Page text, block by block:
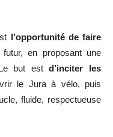
l’opportunité de faire
en proposant une
but estd’inciter les
le Jura à vélo, puis
fluide, respectueuse